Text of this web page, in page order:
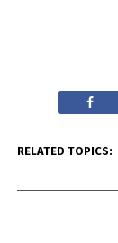
RELATED TOPICS: